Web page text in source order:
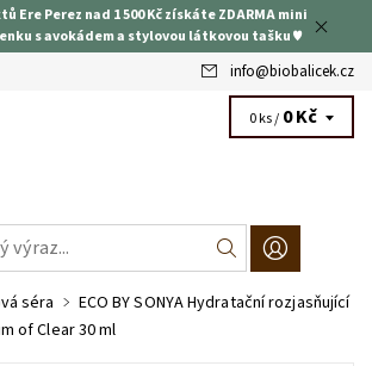
Ere Perez nad 1 500 Kč získáte ZDARMA mini
s avokádem a stylovou látkovou tašku ♥
info@biobalicek.cz
0 ks / 0 Kč
séra
ECO BY SONYA Hydratační rozjasňující
of Clear 30 ml